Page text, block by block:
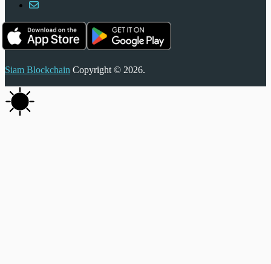
Siam Blockchain Copyright © 2026.